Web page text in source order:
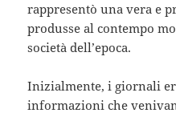
rappresentò una vera e
produsse al contempo
società dell’epoca.
Inizialmente, i giornali
informazioni che